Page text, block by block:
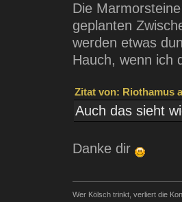
Die
geplanten
werden etwas
Hauch, wenn ich
Zitat von: Riothamus
Auch das sieht
Danke dir
Wer Kölsch trinkt, verliert die